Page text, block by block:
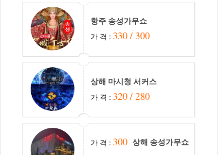
항주 송성가무쇼
가 격 : 330 / 300
상해 마시청 서커스
가 격 : 320 / 280
상해 송성가무쇼
가 격 : 300